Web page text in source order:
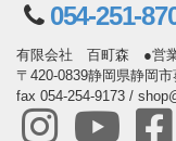
054-251-
有限会社 百町森 ●営業
〒420-0839静岡県静岡
fax 054-254-9173 /